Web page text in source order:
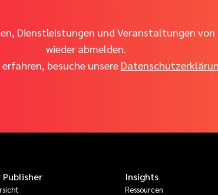
Dienstleistungen und Veranstaltungen
wieder abmelden.
besuche unsere
Publisher Insights
Ressourcen